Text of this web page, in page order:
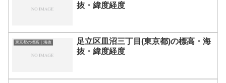
抜・緯度経度
東京都の標高｜海抜
足立区皿沼三丁目(東京都)の標高・海
抜・緯度経度